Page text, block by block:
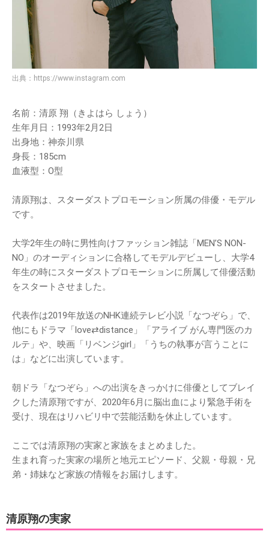
出典： https://www.instagram.com
名前：清原 翔（きよはら しょう）
生年月日：1993年2月2日
出身地：神奈川県
身長：185cm
血液型：O型
清原翔は、スターダストプロモーション所属の俳優・モデル
です。
大学2年生の時に男性向けファッション雑誌「MEN’S NON-
NO」のオーディションに合格してモデルデビューし、大学4
年生の時にスターダストプロモーションに所属して俳優活動
をスタートさせました。
代表作は2019年放送のNHK連続テレビ小説「なつぞら」で、
他にもドラマ「love⇄distance」「アライブ がん専門医のカ
ルテ」や、映画「リベンジgirl」「うちの執事が言うことに
は」などに出演しています。
朝ドラ「なつぞら」への出演をきっかけに俳優としてブレイ
クした清原翔ですが、2020年6月に脳出血により緊急手術を
受け、現在はリハビリ中で芸能活動を休止しています。
ここでは清原翔の実家と家族をまとめました。
生まれ育った実家の場所と地元エピソード、父親・母親・兄
弟・姉妹など家族の情報をお届けします。
清原翔の実家